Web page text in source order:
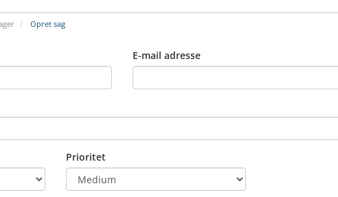
Opret sag
E-mail adresse
Prioritet